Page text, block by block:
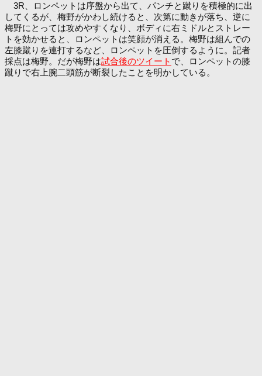
3R、ロンペットは序盤から出て、パンチと蹴りを積極的に出
してくるが、梅野がかわし続けると、次第に動きが落ち、逆に
梅野にとっては攻めやすくなり、ボディに右ミドルとストレー
トを効かせると、ロンペットは笑顔が消える。梅野は組んでの
左膝蹴りを連打するなど、ロンペットを圧倒するように。記者
採点は梅野。だが梅野は試合後のツイート で、ロンペットの膝
蹴りで右上腕二頭筋が断裂したことを明かしている。